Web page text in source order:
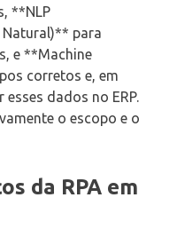
**NLP
Natural)** para
e **Machine
corretos e, em
esses dados no ERP.
o escopo e o
da RPA em